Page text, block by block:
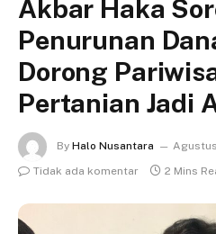
Akbar Haka
Penurunan
Dorong
Pertanian Jadi
By Halo Nusantara
Tidak ada komentar
2 Mins